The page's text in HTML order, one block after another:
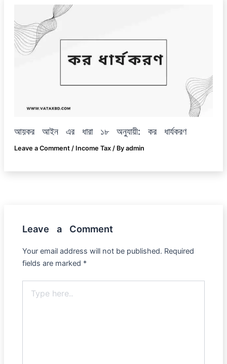
আয়কর আইন এর ধারা ১৮ অনুযায়ী: কর ধার্যকরণ
Leave a Comment / Income Tax/ By admin
Leave a Comment
Your email address will not be published. Required
fields are marked *
here..